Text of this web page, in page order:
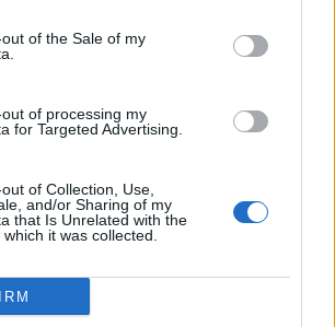
of the Sale of my
of processing my
for Targeted Advertising.
of Collection, Use,
and/or Sharing of my
that Is Unrelated with the
it was collected.
Sportas
virs penkiose skirtingose
miesto vietose